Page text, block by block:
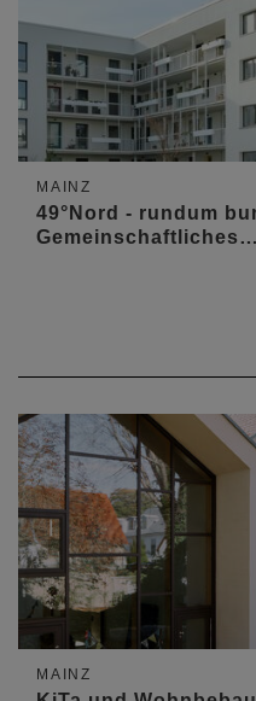
MAINZ
49°Nord - rundum
Gemeinschaftliches…
MAINZ